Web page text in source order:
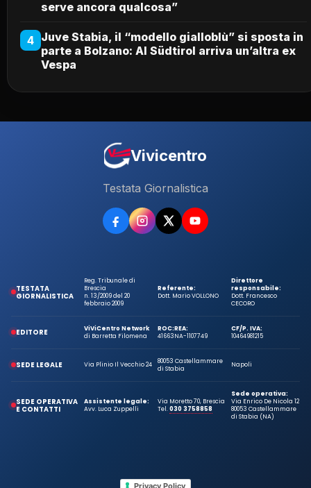
serve ancora qualcosa”
4 Juve Stabia, il “modello gialloblù” si sposta in
parte a Bolzano: Al Südtirol arriva un’altra ex
Vespa
Vivicentro
Testata Giornalistica
TESTATA
GIORNALISTICA
Reg. Tribunale di
Brescia
n. 13/2009 del 20
febbraio 2009
Referente:
Dott. Mario VOLLONO
Direttore
responsabile:
Dott. Francesco
CECORO
EDITORE
ViViCentro Network
di Barretta Filomena
ROC:
41663
REA:
NA-1107749
CF/P. IVA:
10464981215
SEDE LEGALE Via Plinio Il Vecchio 24
80053 Castellammare
di Stabia
Napoli
SEDE OPERATIVA
E CONTATTI
Assistente legale:
Avv. Luca Zuppelli
Via Moretto 70, Brescia
Tel.030 3758858
Sede operativa:
Via Enrico De Nicola 12
80053 Castellammare
di Stabia (NA)
Privacy Policy